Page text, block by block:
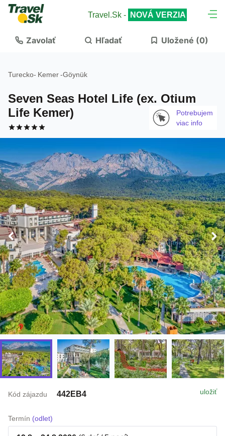
Travel.Sk - NOVÁ VERZIA
Zavolať Hľadať Uložené (0)
Turecko- Kemer-Göynük
Seven Seas Hotel Life (ex. Otium
Life Kemer)
Potrebujem
viac info
uložiť
Kód zájazdu 442EB4
Termín(odlet)
19.8. - 24.8.2026